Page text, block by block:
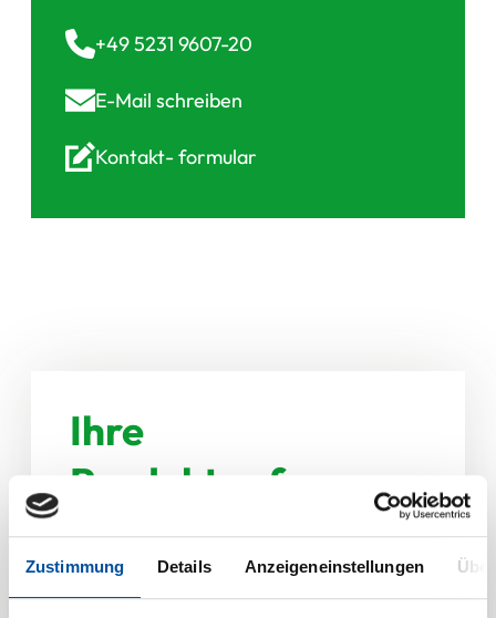
Zustimmung Details Anzeigeneinstellungen
+49 5231 9607-20
E-Mail schreiben
Kontakt-formular
Ihre
Produktanfrage zu
Frenzelit®-
Dichtungen